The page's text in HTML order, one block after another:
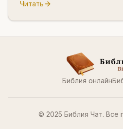
Читать
Библия онлайн
© 2025 Библия Чат. Все